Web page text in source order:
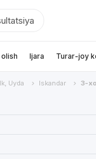
Ijara Turar-joy
Uyda Iskandar 3-